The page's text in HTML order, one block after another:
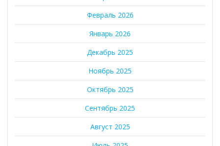
Февраль 2026
Январь 2026
Декабрь 2025
Ноябрь 2025
Октябрь 2025
Сентябрь 2025
Август 2025